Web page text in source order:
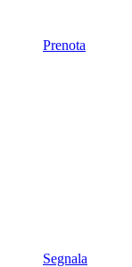
Prenota
Segnala